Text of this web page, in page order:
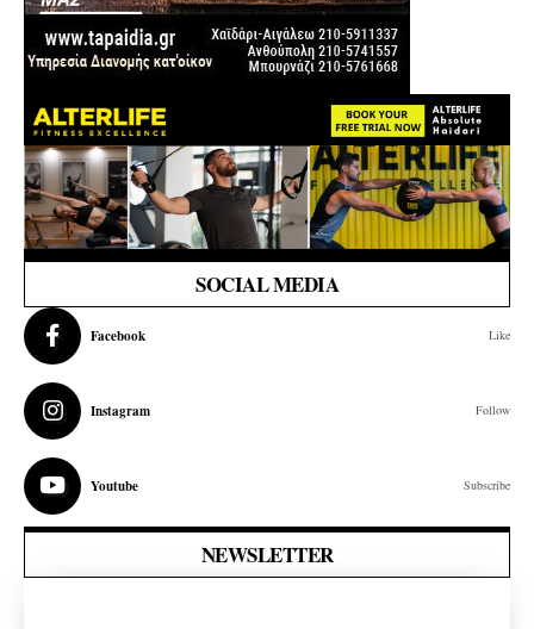
SOCIAL MEDIA
Facebook Like
Instagram Follow
Youtube Subscribe
NEWSLETTER